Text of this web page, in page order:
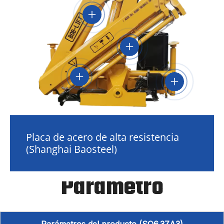
Placa de acero de alta resistencia
(Shanghai Baosteel)
Parámetro